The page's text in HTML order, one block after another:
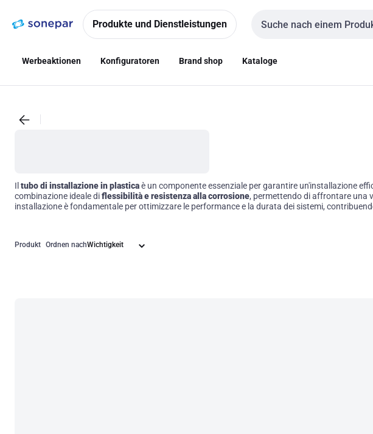
NavigationInhalt
Produkte und Dienstleistungen
Sucheingabe
Werbeaktionen Konfiguratoren Brand shop Kataloge
Il tubo di installazione in plasticaè un componente essenziale per garantire un'installazione
combinazione ideale diflessibilità e resistenza alla corrosione, permettendo di affrontare una
installazione è fondamentale per ottimizzare le performance e la durata dei sistemi,
Produkt Ordnen nach